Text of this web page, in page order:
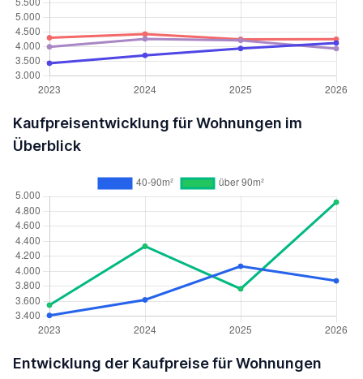
Kaufpreisentwicklung für Wohnungen im
Überblick
Entwicklung der Kaufpreise für Wohnungen